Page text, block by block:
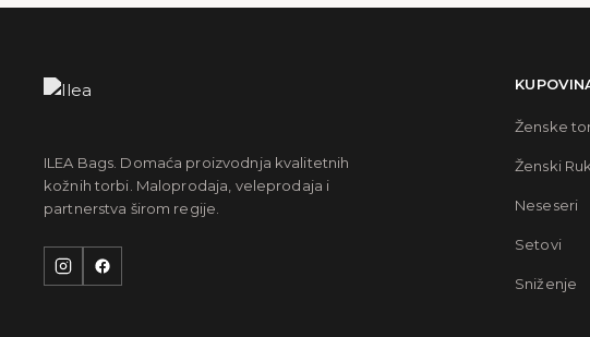
ILEA Bags. Domaća proizvodnja kvalitetnih
kožnih torbi. Maloprodaja, veleprodaja i
partnerstva širom regije.
Ženske
Ženski
Neseseri
Setovi
Sniženje